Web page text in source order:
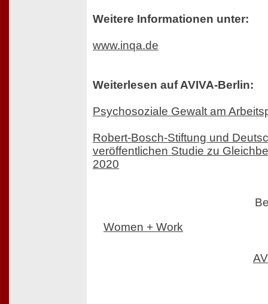
Weitere Informationen unter:
www.inqa.de
Weiterlesen auf AVIVA-Berlin:
Psychosoziale Gewalt am
Robert-Bosch-Stiftung und
veröffentlichen Studie zu
2020
Women + Work